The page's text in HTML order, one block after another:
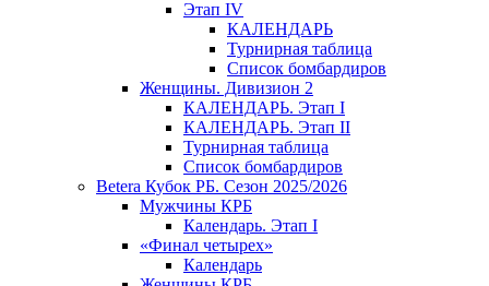
Этап IV
КАЛЕНДАРЬ
Турнирная таблица
Список бомбардиров
Женщины. Дивизион 2
КАЛЕНДАРЬ. Этап I
КАЛЕНДАРЬ. Этап II
Турнирная таблица
Список бомбардиров
Betera Кубок РБ. Сезон 2025/2026
Мужчины КРБ
Календарь. Этап I
«Финал четырех»
Календарь